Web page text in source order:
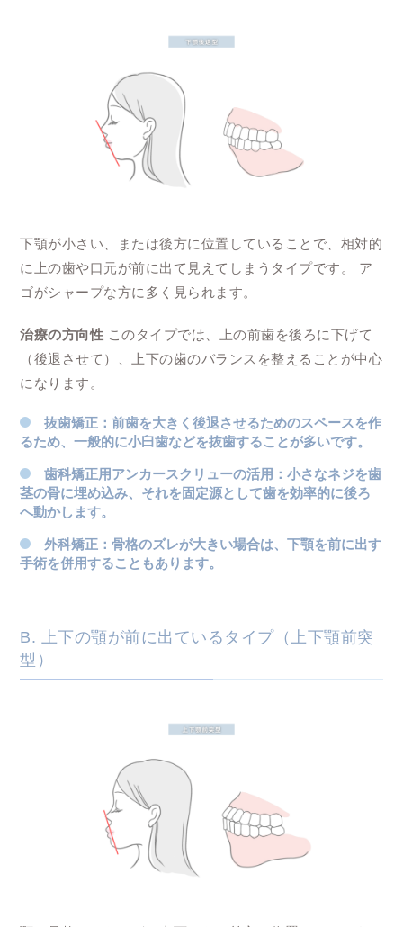
下顎が小さい、または後方に位置していることで、相対的
に上の歯や口元が前に出て見えてしまうタイプです。 ア
ゴがシャープな方に多く見られます。
治療の方向性 このタイプでは、上の前歯を後ろに下げて
（後退させて）、上下の歯のバランスを整えることが中心
になります。
抜歯矯正 ：前歯を大きく後退させるためのスペースを作
るため、一般的に小臼歯などを抜歯することが多いです。
歯科矯正用アンカースクリューの活用 ：小さなネジを歯
茎の骨に埋め込み、それを固定源として歯を効率的に後ろ
へ動かします。
外科矯正 ：骨格のズレが大きい場合は、下顎を前に出す
手術を併用することもあります。
B. 上下の顎が前に出ているタイプ（上下顎前突
型）